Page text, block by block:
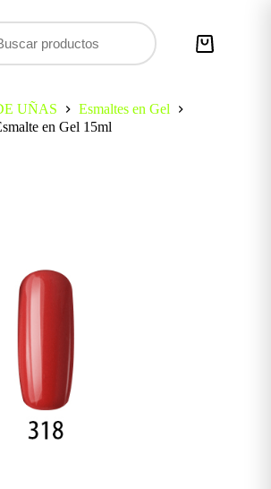
Carro
UÑAS
Esmaltes en Gel
en Gel 15ml